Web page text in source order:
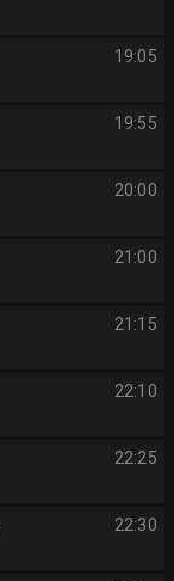
19:05
19:55
20:00
21:00
21:15
22:10
22:25
22:30